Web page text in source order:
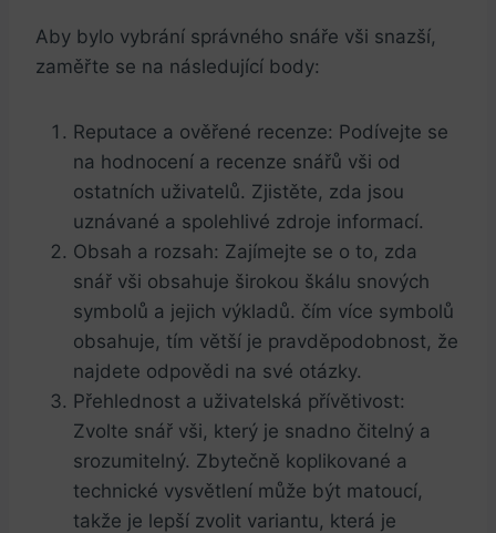
Aby bylo ‌vybrání správného snáře vši snazší,
zaměřte se na‍ následující ​body:
Reputace a ověřené⁤ recenze: Podívejte⁤ se
na hodnocení a recenze snářů vši od
ostatních​ uživatelů. Zjistěte, zda jsou
⁤uznávané a spolehlivé zdroje informací.
Obsah⁣ a rozsah: Zajímejte se o to, zda
snář vši obsahuje širokou škálu snových
symbolů‌ a jejich ‍výkladů. čím více symbolů
obsahuje, tím ⁤větší je pravděpodobnost,⁣ že⁣
najdete ‌odpovědi na své⁤ otázky.
Přehlednost a uživatelská přívětivost:
Zvolte snář vši, který je snadno čitelný a
srozumitelný. Zbytečně koplikované a
technické vysvětlení může být ⁤matoucí,
takže je lepší zvolit variantu,⁣ která je⁢